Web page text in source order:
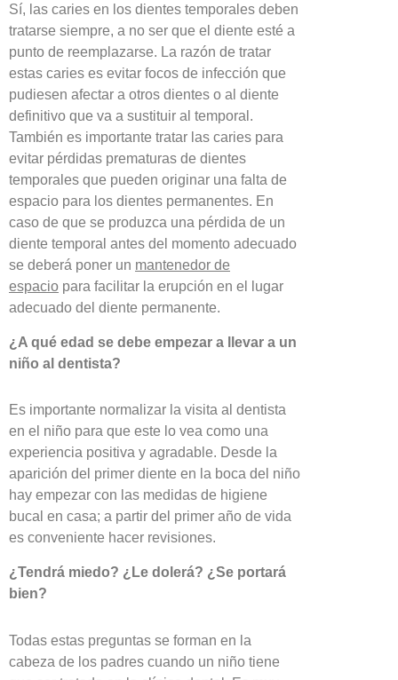
Sí, las caries en los dientes temporales deben
tratarse siempre, a no ser que el diente esté a
punto de reemplazarse. La razón de tratar
estas caries es evitar focos de infección que
pudiesen afectar a otros dientes o al diente
definitivo que va a sustituir al temporal.
También es importante tratar las caries para
evitar pérdidas prematuras de dientes
temporales que pueden originar una falta de
espacio para los dientes permanentes. En
caso de que se produzca una pérdida de un
diente temporal antes del momento adecuado
se deberá poner un mantenedor de
espacio para facilitar la erupción en el lugar
adecuado del diente permanente.
¿A qué edad se debe empezar a llevar a un
niño al dentista?
Es importante normalizar la visita al dentista
en el niño para que este lo vea como una
experiencia positiva y agradable. Desde la
aparición del primer diente en la boca del niño
hay empezar con las medidas de higiene
bucal en casa; a partir del primer año de vida
es conveniente hacer revisiones.
¿Tendrá miedo? ¿Le dolerá? ¿Se portará
bien?
Todas estas preguntas se forman en la
cabeza de los padres cuando un niño tiene